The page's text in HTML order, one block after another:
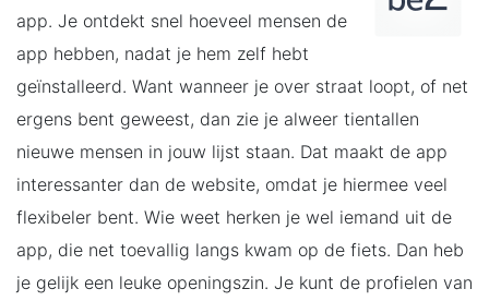
app. Je ontdekt snel hoeveel mensen de
app hebben, nadat je hem zelf hebt
geïnstalleerd. Want wanneer je over straat loopt, of net
ergens bent geweest, dan zie je alweer tientallen
nieuwe mensen in jouw lijst staan. Dat maakt de app
interessanter dan de website, omdat je hiermee veel
flexibeler bent. Wie weet herken je wel iemand uit de
app, die net toevallig langs kwam op de fiets. Dan heb
je gelijk een leuke openingszin. Je kunt de profielen van